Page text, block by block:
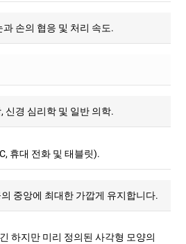
손의 협응 및 처리 속도.
신경 심리학 및 일반 의학.
휴대 전화 및 태블릿).
중앙에 최대한 가깝게 유지합니다.
하지만 미리 정의된 사각형 모양의